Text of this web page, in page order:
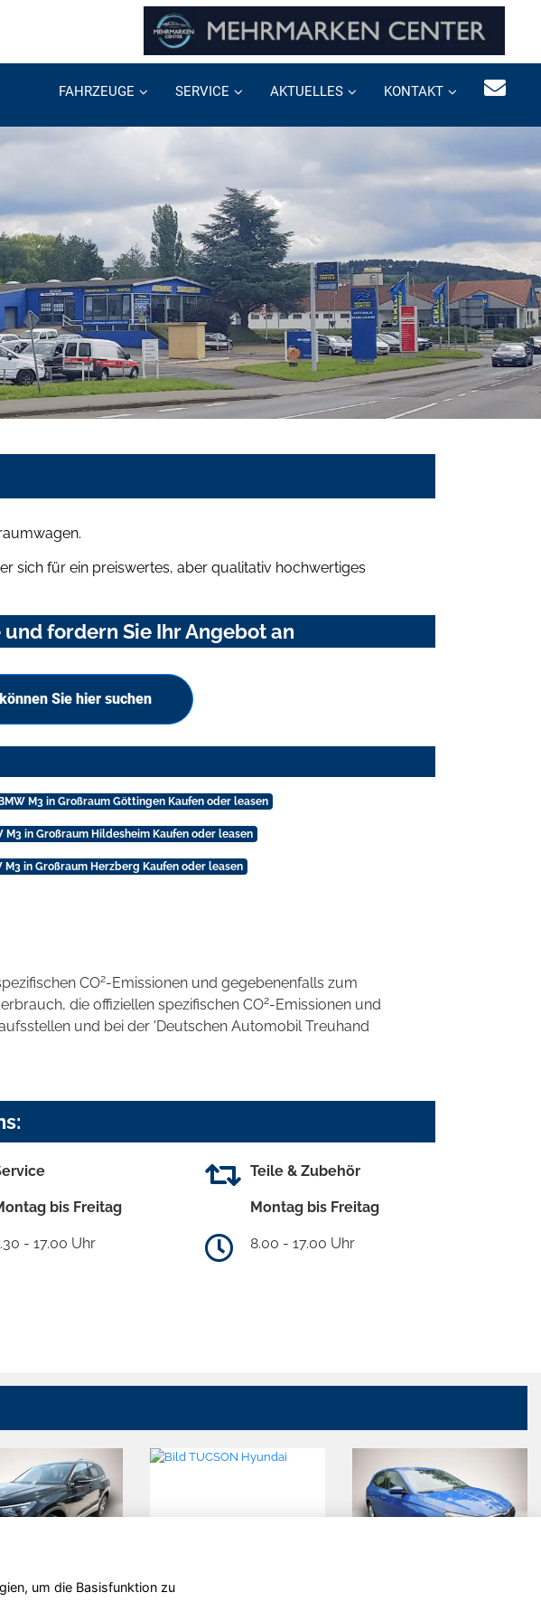
FAHRZEUGE SERVICE AKTUELLES KONTAKT
sich für ein preiswertes, aber qualitativ hochwertiges
fordern Sie Ihr Angebot an
Sie hier suchen
M3 in Großraum Göttingen Kaufen oder leasen
M3 in Großraum Hildesheim Kaufen oder leasen
M3 in Großraum Herzberg Kaufen oder leasen
CO2-Emissionen und gegebenenfalls zum
die offiziellen spezifischen CO2-Emissionen und
und bei der 'Deutschen Automobil Treuhand
bis Freitag
- 17.00 Uhr
Teile & Zubehör
Montag bis Freitag
8.00 - 17.00 Uhr
um die Basisfunktion zu